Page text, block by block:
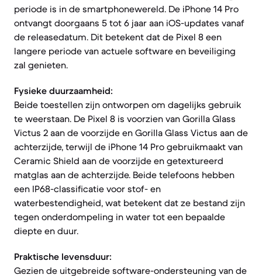
periode is in de smartphonewereld. De iPhone 14 Pro
ontvangt doorgaans 5 tot 6 jaar aan iOS-updates vanaf
de releasedatum. Dit betekent dat de Pixel 8 een
langere periode van actuele software en beveiliging
zal genieten.
Fysieke duurzaamheid:
Beide toestellen zijn ontworpen om dagelijks gebruik
te weerstaan. De Pixel 8 is voorzien van Gorilla Glass
Victus 2 aan de voorzijde en Gorilla Glass Victus aan de
achterzijde, terwijl de iPhone 14 Pro gebruikmaakt van
Ceramic Shield aan de voorzijde en getextureerd
matglas aan de achterzijde. Beide telefoons hebben
een IP68-classificatie voor stof- en
waterbestendigheid, wat betekent dat ze bestand zijn
tegen onderdompeling in water tot een bepaalde
diepte en duur.
Praktische levensduur:
Gezien de uitgebreide software-ondersteuning van de